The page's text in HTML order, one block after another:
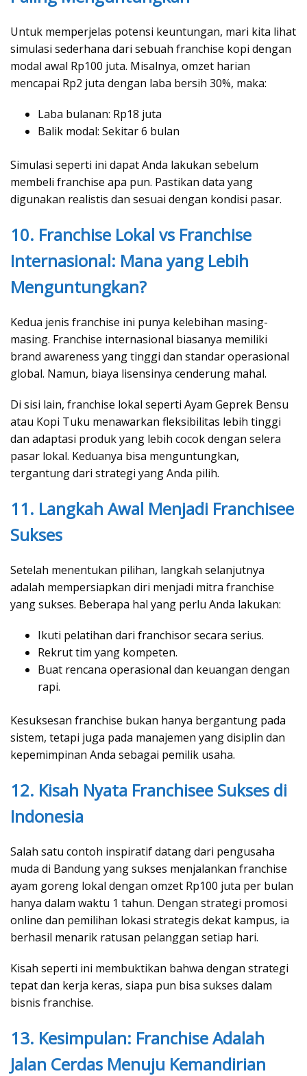
Untuk memperjelas potensi keuntungan, mari kita lihat
simulasi sederhana dari sebuah franchise kopi dengan
modal awal Rp100 juta. Misalnya, omzet harian
mencapai Rp2 juta dengan laba bersih 30%, maka:
Laba bulanan: Rp18 juta
Balik modal: Sekitar 6 bulan
Simulasi seperti ini dapat Anda lakukan sebelum
membeli franchise apa pun. Pastikan data yang
digunakan realistis dan sesuai dengan kondisi pasar.
10. Franchise Lokal vs Franchise
Internasional: Mana yang Lebih
Menguntungkan?
Kedua jenis franchise ini punya kelebihan masing-
masing. Franchise internasional biasanya memiliki
brand awareness yang tinggi dan standar operasional
global. Namun, biaya lisensinya cenderung mahal.
Di sisi lain, franchise lokal seperti Ayam Geprek Bensu
atau Kopi Tuku menawarkan fleksibilitas lebih tinggi
dan adaptasi produk yang lebih cocok dengan selera
pasar lokal. Keduanya bisa menguntungkan,
tergantung dari strategi yang Anda pilih.
11. Langkah Awal Menjadi Franchisee
Sukses
Setelah menentukan pilihan, langkah selanjutnya
adalah mempersiapkan diri menjadi mitra franchise
yang sukses. Beberapa hal yang perlu Anda lakukan:
Ikuti pelatihan dari franchisor secara serius.
Rekrut tim yang kompeten.
Buat rencana operasional dan keuangan dengan
rapi.
Kesuksesan franchise bukan hanya bergantung pada
sistem, tetapi juga pada manajemen yang disiplin dan
kepemimpinan Anda sebagai pemilik usaha.
12. Kisah Nyata Franchisee Sukses di
Indonesia
Salah satu contoh inspiratif datang dari pengusaha
muda di Bandung yang sukses menjalankan franchise
ayam goreng lokal dengan omzet Rp100 juta per bulan
hanya dalam waktu 1 tahun. Dengan strategi promosi
online dan pemilihan lokasi strategis dekat kampus, ia
berhasil menarik ratusan pelanggan setiap hari.
Kisah seperti ini membuktikan bahwa dengan strategi
tepat dan kerja keras, siapa pun bisa sukses dalam
bisnis franchise.
13. Kesimpulan: Franchise Adalah
Jalan Cerdas Menuju Kemandirian